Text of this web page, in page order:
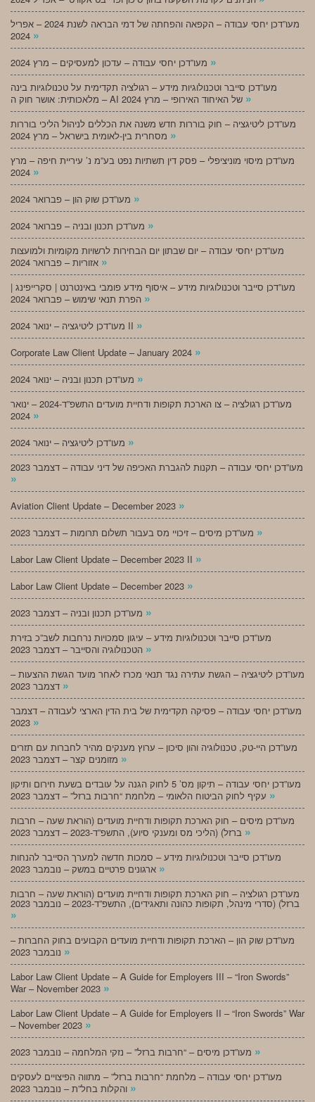
מעו”דכן יחסי עבודה – הקפאה והפחתה של דמי הבראה לשנת 2024 – אפריל
»
»
מעו”דכן סייבר וטכנולוגיות מידע – רגולציה תקדימית על טכנולוגיות בינה
»
מעו”דכן ליטיגציה – חוק בוררות חדש משנה את הכללים לניהול הליכי בוררות
»
מעו”דכן מיסוי מוניציפלי – פסק דין תשתיות נפט בע”מ נ’ עיריית חיפה – מרץ
»
»
»
מעו”דכן יחסי עבודה – יום שבתון יום הבחירות לרשויות מקומיות ולמועצות
»
מעו”דכן סייבר וטכנולוגיות מידע – איסוף מידע פומבי באינטרנט | סקרייפינג |
»
מעו”דכן ליטיגציה – ינואר 2024 II »
Corporate Law Client Update – January 2024 »
»
מעו”דכן רגולציה – צו הארכת תקופות ודחיית מועדים התשפ”ד-2024 – ינואר
»
»
מעו”דכן יחסי עבודה – תקנות להגברת האכיפה של דיני עבודה – דצמבר 2023
»
Aviation Client Update – December 2023 »
»
Labor Law Client Update – December 2023 II »
Labor Law Client Update – December 2023 »
»
מעו”דכן סייבר וטכנולוגיות מידע – עיגון סמכויות נרחבות לשב”כ בזירת
»
מעו”דכן ליטיגציה – הגשת עתירה נגד תנאי מכרז לאחר מועד הגשת ההצעות –
»
מעו”דכן יחסי עבודה – פסיקה תקדימית של בית הדין הארצי לעבודה – דצמבר
»
מעו”דכן היי-טק, טכנולוגיה והון סיכון – ערוץ מענקים מהיר לחברות עם תזרים
»
מעו”דכן יחסי עבודה – תיקון מס’ 5 לחוק הגנה על עובדים בשעת חירום ותיקון
»
מעו”דכן מיסים – חוק הארכת תקופות ודחיית מועדים (הוראת שעה – חרבות
»
מעו”דכן סייבר וטכנולוגיות מידע – סמכות חדשה למערך הסייבר להנחות
»
מעו”דכן רגולציה – חוק הארכת תקופות ודחיית מועדים (הוראת שעה – חרבות
ברזל) (סדרי מינהל, תקופות כהונה ותאגידים), התשפ”ד-2023 – נובמבר 2023
»
מעו”דכן שוק הון – הארכת תקופות ודחיית מועדים הקבועים בחוק החברות –
»
Labor Law Client Update – A Guide for Employers III – “Iron Swords”
War – November 2023 »
Labor Law Client Update – A Guide for Employers II – “Iron Swords” War
– November 2023 »
»
מעו”דכן יחסי עבודה – מלחמת “חרבות ברזל” – מתווה הפיצויים לעסקים
»